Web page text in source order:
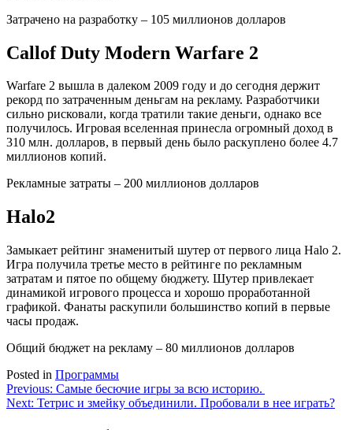
Затрачено на разработку – 105 миллионов долларов
Callof Duty Modern Warfare 2
Warfare 2 вышла в далеком 2009 году и до сегодня держит
рекорд по затраченным деньгам на рекламу. Разработчики
сильно рисковали, когда тратили такие деньги, однако все
получилось. Игровая вселенная принесла огромный доход в
310 млн. долларов, в первый день было раскуплено более 4.7
миллионов копий.
Рекламные затраты – 200 миллионов долларов
Halo2
Замыкает рейтинг знаменитый шутер от первого лица Halo 2.
Игра получила третье место в рейтинге по рекламным
затратам и пятое по общему бюджету. Шутер привлекает
динамикой игрового процесса и хорошо проработанной
графикой. Фанаты раскупили большинство копий в первые
часы продаж.
Общий бюджет на рекламу – 80 миллионов долларов
Posted in Программы
Навигация
по
Previous: Самые бесючие игры за всю историю.
Next: Тетрис и змейку объединили. Пробовали в нее играть?